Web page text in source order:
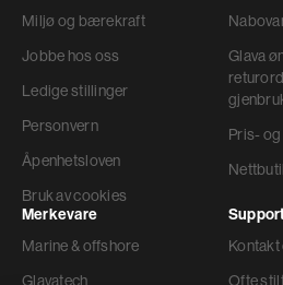
Miljø og bærekraft
Jobbe hos oss
Ledige stillinger
Personvern
Åpenhetsloven
Bruk av cookies
Glava
Pris-
Merkevare
Marine & offshore
Glavatech
Kontakt
Ofte